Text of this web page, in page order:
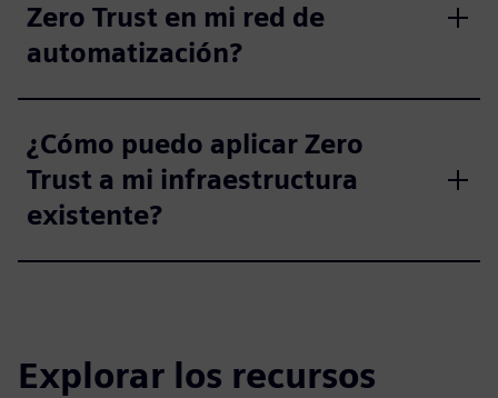
Zero Trust en mi red de
automatización?
¿Cómo puedo aplicar Zero
Trust a mi infraestructura
existente?
Explorar los recursos